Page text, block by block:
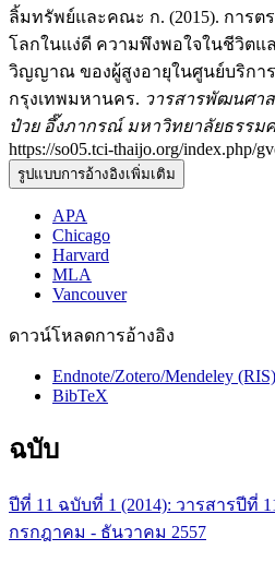
ลิ้มทรัพย์และคณะ ก. (2015). การต
โลกในแง่ดี ความพึงพอใจในชีวิตแ
วิญญาณ ของผู้สูงอายุในศูนย์บริกา
กรุงเทพมหานคร. วารสารพัฒนศา
ป๋วย อึ๊งภากรณ์ มหาวิทยาลัยธรรม
https://so05.tci-thaijo.org/index.php/
รูปแบบการอ้างอิงเพิ่มเติม
APA
Chicago
Harvard
MLA
Vancouver
ดาวน์โหลดการอ้างอิง
Endnote/Zotero/Mendeley (RIS)
BibTeX
ฉบับ
ปีที่ 11 ฉบับที่ 1 (2014): วารสารปีที่
กรกฎาคม - ธันวาคม 2557